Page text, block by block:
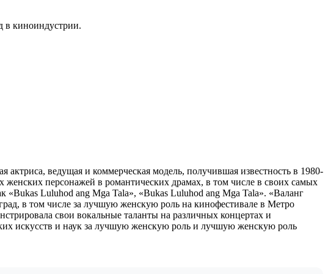
в киноиндустрии.
ведущая и коммерческая модель, получившая известность в 1980-
женских персонажей в романтических драмах, в том числе в своих самых
Luluhod ang Mga Tala», «Bukas Luluhod ang Mga Tala». «Валанг
в том числе за лучшую женскую роль на кинофестивале в Метро
свои вокальные таланты на различных концертах и
искусств и наук за лучшую женскую роль и лучшую женскую роль